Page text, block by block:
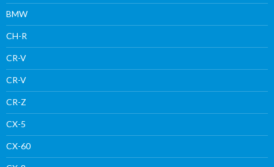
BMW
CH-R
CR-V
CR-V
CR-Z
CX-5
CX-60